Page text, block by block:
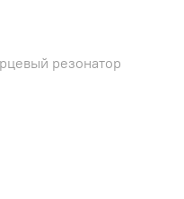
резонатор